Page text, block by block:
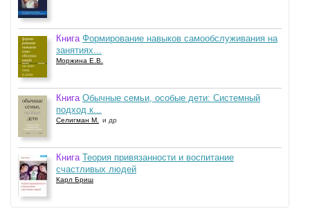
Книга Формирование навыков самообслуживания на
занятиях...
Моржина Е.В.
Книга Обычные семьи, особые дети: Системный
подход к...
Селигман М. и др
Книга Теория привязанности и воспитание
счастливых людей
Карл Бриш